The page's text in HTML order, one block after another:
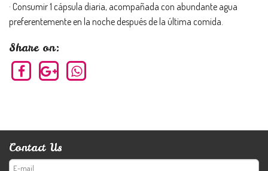
· Consumir 1 cápsula diaria, acompañada con abundante agua
preferentemente en la noche después de la última comida.
Share on:
Contact Us